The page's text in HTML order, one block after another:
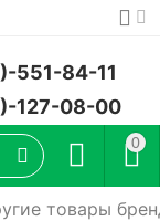
551-84-11
127-08-00
0
товары